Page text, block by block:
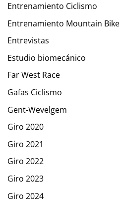
Entrenamiento Ciclismo
Entrenamiento Mountain Bike
Entrevistas
Estudio biomecánico
Far West Race
Gafas Ciclismo
Gent-Wevelgem
Giro 2020
Giro 2021
Giro 2022
Giro 2023
Giro 2024